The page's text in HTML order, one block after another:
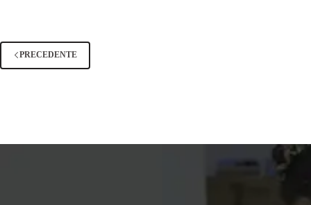
PRECEDENTE